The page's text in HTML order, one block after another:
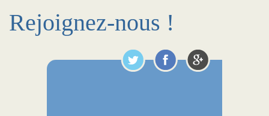
Rejoignez-nous !